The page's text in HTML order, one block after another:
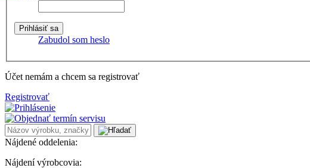
Zabudol som heslo
Účet nemám a chcem sa registrovať
Registrovať
Nájdené oddelenia:
Nájdení výrobcovia: